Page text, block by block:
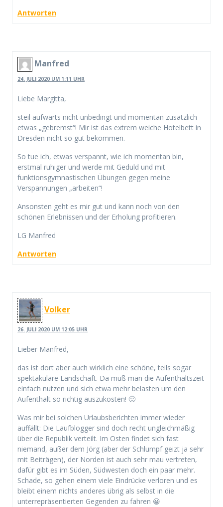
Antworten
Manfred
24. JULI 2020 UM 1:11 UHR
Liebe Margitta,
steil aufwärts nicht unbedingt und momentan zusätzlich
etwas „gebremst“! Mir ist das extrem weiche Hotelbett in
Dresden nicht so gut bekommen.
So tue ich, etwas verspannt, wie ich momentan bin,
erstmal ruhiger und werde mit Geduld und mit
funktionsgymnastischen Übungen gegen meine
Verspannungen „arbeiten“!
Ansonsten geht es mir gut und kann noch von den
schönen Erlebnissen und der Erholung profitieren.
LG Manfred
Antworten
Volker
26. JULI 2020 UM 12:05 UHR
Lieber Manfred,
das ist dort aber auch wirklich eine schöne, teils sogar
spektakuläre Landschaft. Da muß man die Aufenthaltszeit
einfach nutzen und sich etwa mehr belasten um den
Aufenthalt so richtig auszukosten! 🙂
Was mir bei solchen Urlaubsberichten immer wieder
auffällt: Die Laufblogger sind doch recht ungleichmäßig
über die Republik verteilt. Im Osten findet sich fast
niemand, außer dem Jörg (aber der Schlumpf geizt ja sehr
mit Beiträgen), der Norden ist auch sehr mau vertreten,
dafür gibt es im Süden, Südwesten doch ein paar mehr.
Schade, so gehen einem viele Eindrücke verloren und es
bleibt einem nichts anderes übrig als selbst in die
unterrepräsentierten Gegenden zu fahren 😀